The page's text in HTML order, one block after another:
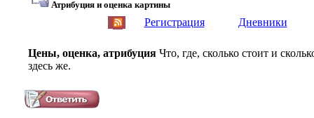
Атрибуция и оценка картины
Регистрация Дневники
Цены, оценка, атрибуция Что, где, сколько стоит и
здесь же.